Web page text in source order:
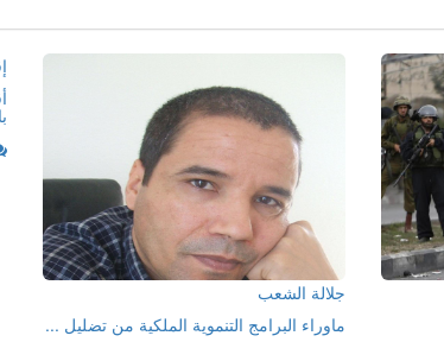
جلالة الشعب
ماوراء البرامج التنموية الملكية من تضليل ...